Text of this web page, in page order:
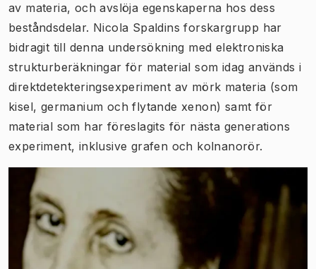
av materia, och avslöja egenskaperna hos dess
beståndsdelar. Nicola Spaldins forskargrupp har
bidragit till denna undersökning med elektroniska
strukturberäkningar för material som idag används i
direktdetekteringsexperiment av mörk materia (som
kisel, germanium och flytande xenon) samt för
material som har föreslagits för nästa generations
experiment, inklusive grafen och kolnanorör.